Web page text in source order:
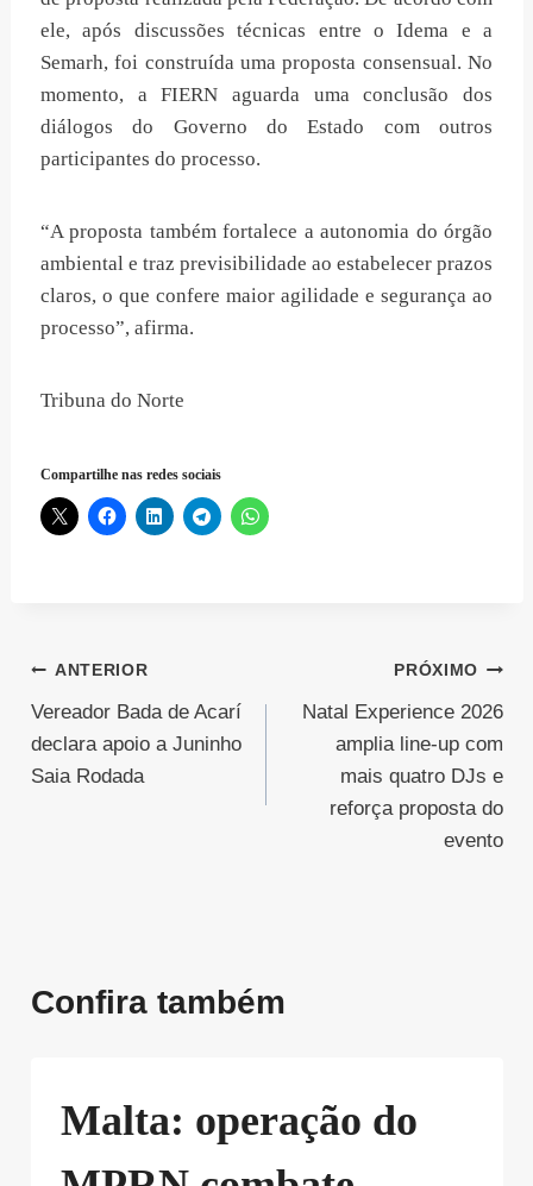
ele, após discussões técnicas entre o Idema e a
Semarh, foi construída uma proposta consensual. No
momento, a FIERN aguarda uma conclusão dos
diálogos do Governo do Estado com outros
participantes do processo.
“A proposta também fortalece a autonomia do órgão
ambiental e traz previsibilidade ao estabelecer prazos
claros, o que confere maior agilidade e segurança ao
processo”, afirma.
Tribuna do Norte
Compartilhe nas redes sociais
Navegação
de
Post
ANTERIOR
Vereador Bada de Acarí
declara apoio a Juninho
Saia Rodada
PRÓXIMO
Natal Experience 2026
amplia line-up com
mais quatro DJs e
reforça proposta do
evento
Confira também
Malta: operação do